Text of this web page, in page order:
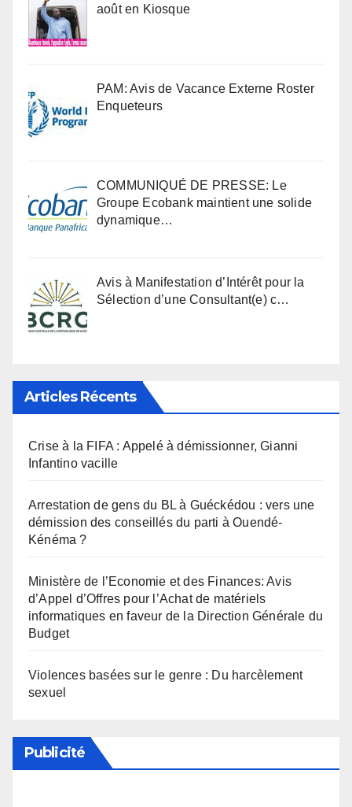
août en Kiosque
PAM: Avis de Vacance Externe Roster
Enqueteurs
COMMUNIQUÉ DE PRESSE: Le
Groupe Ecobank maintient une solide
dynamique…
Avis à Manifestation d’Intérêt pour la
Sélection d’une Consultant(e) c…
Articles Récents
Crise à la FIFA : Appelé à démissionner, Gianni
Infantino vacille
Arrestation de gens du BL à Guéckédou : vers une
démission des conseillés du parti à Ouendé-
Kénéma ?
Ministère de l’Economie et des Finances: Avis
d’Appel d’Offres pour l’Achat de matériels
informatiques en faveur de la Direction Générale du
Budget
Violences basées sur le genre : Du harcèlement
sexuel
Publicité